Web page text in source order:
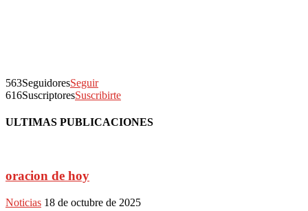
563SeguidoresSeguir
616SuscriptoresSuscribirte
ULTIMAS PUBLICACIONES
oracion de hoy
Noticias 18 de octubre de 2025